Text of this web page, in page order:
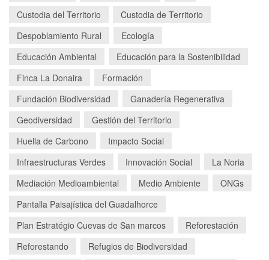
Custodia del Territorio
Custodia de Territorio
Despoblamiento Rural
Ecología
Educación Ambiental
Educación para la Sostenibilidad
Finca La Donaira
Formación
Fundación Biodiversidad
Ganadería Regenerativa
Geodiversidad
Gestión del Territorio
Huella de Carbono
Impacto Social
Infraestructuras Verdes
Innovación Social
La Noria
Mediación Medioambiental
Medio Ambiente
ONGs
Pantalla Paisajística del Guadalhorce
Plan Estratégio Cuevas de San marcos
Reforestación
Reforestando
Refugios de Biodiversidad